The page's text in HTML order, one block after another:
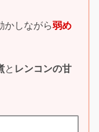
かしながら弱め
と レンコンの甘